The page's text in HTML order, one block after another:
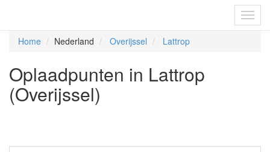
Home Nederland Overijssel Lattrop
Oplaadpunten in Lattrop
(Overijssel)